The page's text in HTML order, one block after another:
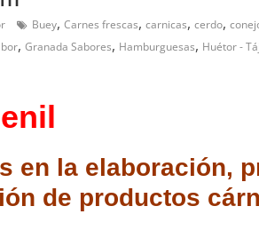
Buey, Carnes frescas, carnicas, cerdo,
, Granada Sabores, Hamburguesas, Huétor -
en la elaboración,
de productos